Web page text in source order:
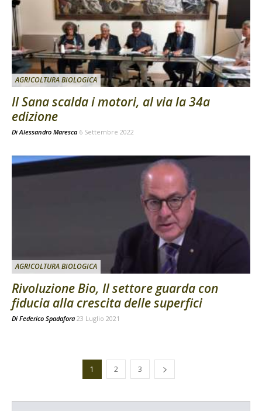
AGRICOLTURA BIOLOGICA
Il Sana scalda i motori, al via la 34a
edizione
DiAlessandro Maresca 6 Settembre 2022
AGRICOLTURA BIOLOGICA
Rivoluzione Bio, Il settore guarda con
fiducia alla crescita delle superfici
Di Federico Spadafora 23 Luglio 2021
1 2 3